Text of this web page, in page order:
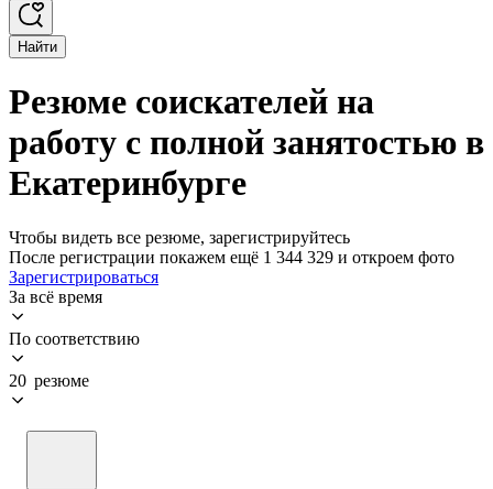
Найти
Резюме соискателей на
работу с полной занятостью в
Екатеринбурге
Чтобы видеть все резюме, зарегистрируйтесь
После регистрации покажем ещё 1 344 329 и откроем фото
Зарегистрироваться
За всё время
По соответствию
20 резюме